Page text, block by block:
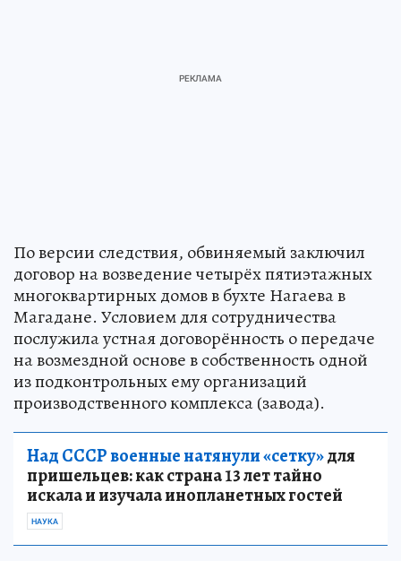
По версии следствия, обвиняемый заключил
договор на возведение четырёх пятиэтажных
многоквартирных домов в бухте Нагаева в
Магадане. Условием для сотрудничества
послужила устная договорённость о передаче
на возмездной основе в собственность одной
из подконтрольных ему организаций
производственного комплекса (завода).
Над СССР военные натянули «сетку»для
пришельцев: как страна 13 лет тайно
искала и изучала инопланетных гостей
НАУКА